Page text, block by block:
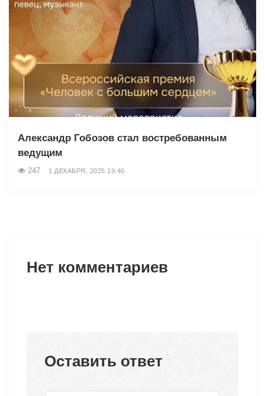
Александр Гобозов стал востребованным
ведущим
247 1 ДЕКАБРЯ, 2025 19:40
Нет комментариев
Оставить ответ